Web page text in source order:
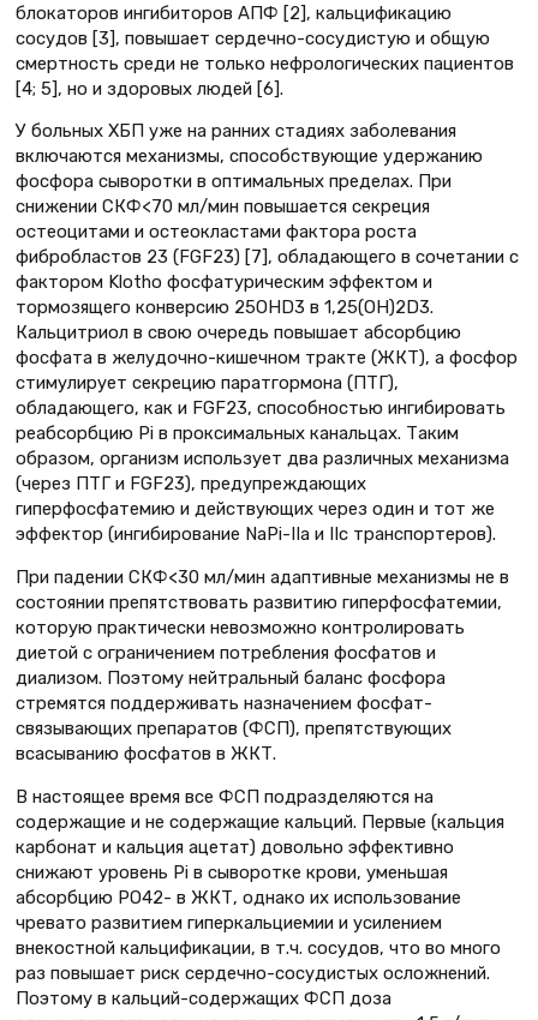
блокаторов ингибиторов АПФ [2], кальцификацию
сосудов [3], повышает сердечно-сосудистую и общую
смертность среди не только нефрологических пациентов
[4; 5], но и здоровых людей [6].
У больных ХБП уже на ранних стадиях заболевания
включаются механизмы, способствующие удержанию
фосфора сыворотки в оптимальных пределах. При
снижении СКФ<70 мл/мин повышается секреция
остеоцитами и остеокластами фактора роста
фибробластов 23 (FGF23) [7], обладающего в сочетании с
фактором Klotho фосфатурическим эффектом и
тормозящего конверсию 25OHD3 в 1,25(OH)2D3.
Кальцитриол в свою очередь повышает абсорбцию
фосфата в желудочно-кишечном тракте (ЖКТ), а фосфор
стимулирует секрецию паратгормона (ПТГ),
обладающего, как и FGF23, способностью ингибировать
реабсорбцию Pi в проксимальных канальцах. Таким
образом, организм использует два различных механизма
(через ПТГ и FGF23), предупреждающих
гиперфосфатемию и действующих через один и тот же
эффектор (ингибирование NaPi-IIa и IIc транспортеров).
При падении СКФ<30 мл/мин адаптивные механизмы не в
состоянии препятствовать развитию гиперфосфатемии,
которую практически невозможно контролировать
диетой с ограничением потребления фосфатов и
диализом. Поэтому нейтральный баланс фосфора
стремятся поддерживать назначением фосфат-
связывающих препаратов (ФСП), препятствующих
всасыванию фосфатов в ЖКТ.
В настоящее время все ФСП подразделяются на
содержащие и не содержащие кальций. Первые (кальция
карбонат и кальция ацетат) довольно эффективно
снижают уровень Pi в сыворотке крови, уменьшая
абсорбцию PO42- в ЖКТ, однако их использование
чревато развитием гиперкальциемии и усилением
внекостной кальцификации, в т.ч. сосудов, что во много
раз повышает риск сердечно-сосудистых осложнений.
Поэтому в кальций-содержащих ФСП доза